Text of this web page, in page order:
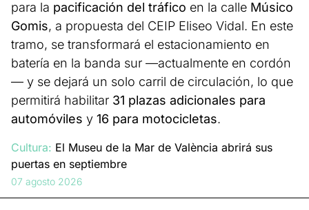
para la pacificación del tráfico en la calle Músico
Gomis, a propuesta del CEIP Eliseo Vidal. En este
tramo, se transformará el estacionamiento en
batería en la banda sur —actualmente en cordón
— y se dejará un solo carril de circulación, lo que
permitirá habilitar 31 plazas adicionales para
automóviles y 16 para motocicletas.
Cultura: El Museu de la Mar de València abrirá sus
puertas en septiembre
07 agosto 2026